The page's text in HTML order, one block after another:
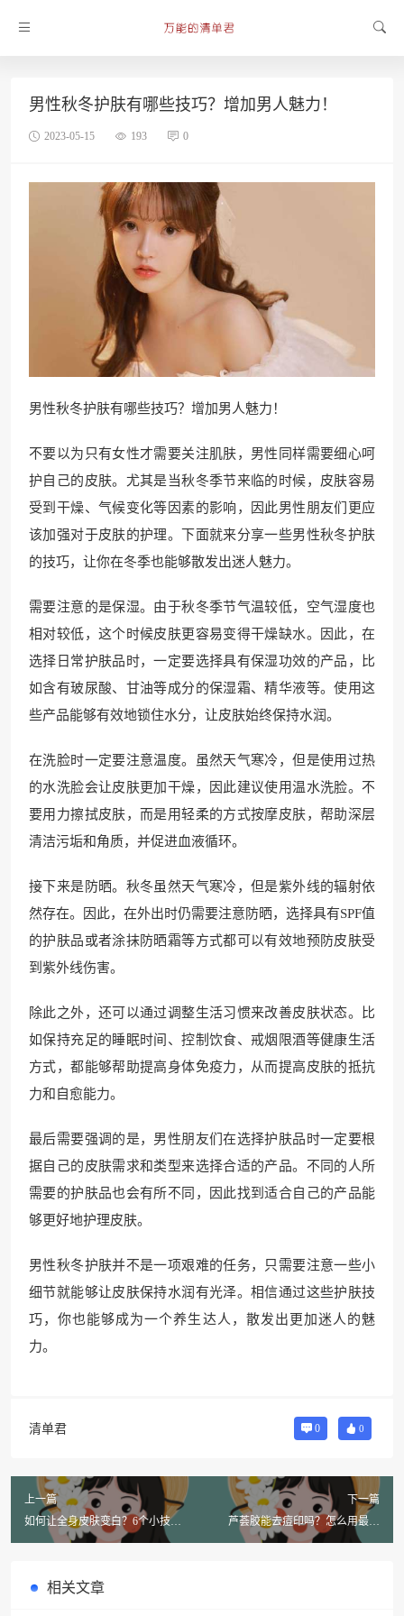
男性秋冬护肤有哪些技巧？增加男人魅力！
2023-05-15 193 0
男性秋冬护肤有哪些技巧？增加男人魅力！
不要以为只有女性才需要关注肌肤，男性同样需要细心呵
护自己的皮肤。尤其是当秋冬季节来临的时候，皮肤容易
受到干燥、气候变化等因素的影响，因此男性朋友们更应
该加强对于皮肤的护理。下面就来分享一些男性秋冬护肤
的技巧，让你在冬季也能够散发出迷人魅力。
需要注意的是保湿。由于秋冬季节气温较低，空气湿度也
相对较低，这个时候皮肤更容易变得干燥缺水。因此，在
选择日常护肤品时，一定要选择具有保湿功效的产品，比
如含有玻尿酸、甘油等成分的保湿霜、精华液等。使用这
些产品能够有效地锁住水分，让皮肤始终保持水润。
在洗脸时一定要注意温度。虽然天气寒冷，但是使用过热
的水洗脸会让皮肤更加干燥，因此建议使用温水洗脸。不
要用力擦拭皮肤，而是用轻柔的方式按摩皮肤，帮助深层
清洁污垢和角质，并促进血液循环。
接下来是防晒。秋冬虽然天气寒冷，但是紫外线的辐射依
然存在。因此，在外出时仍需要注意防晒，选择具有SPF值
的护肤品或者涂抹防晒霜等方式都可以有效地预防皮肤受
到紫外线伤害。
除此之外，还可以通过调整生活习惯来改善皮肤状态。比
如保持充足的睡眠时间、控制饮食、戒烟限酒等健康生活
方式，都能够帮助提高身体免疫力，从而提高皮肤的抵抗
力和自愈能力。
最后需要强调的是，男性朋友们在选择护肤品时一定要根
据自己的皮肤需求和类型来选择合适的产品。不同的人所
需要的护肤品也会有所不同，因此找到适合自己的产品能
够更好地护理皮肤。
男性秋冬护肤并不是一项艰难的任务，只需要注意一些小
细节就能够让皮肤保持水润有光泽。相信通过这些护肤技
巧，你也能够成为一个养生达人，散发出更加迷人的魅
力。
清单君 0 0
上一篇
如何让全身皮肤变白？6个小技巧
教你拥有完美雪白肌肤！
下一篇
芦荟胶能去痘印吗？怎么用最有
效？
相关文章